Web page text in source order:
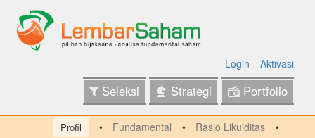
Login Aktivasi
Seleksi Strategi Portfolio
Profil Fundamental
Rasio Likuiditas